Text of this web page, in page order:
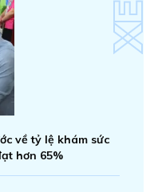
về tỷ lệ khám sức
hơn 65%